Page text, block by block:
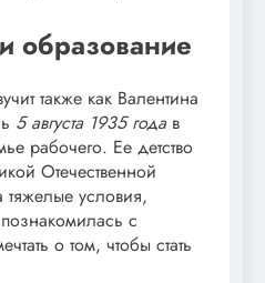
образование
также как Валентина
5 августа 1935 годав
рабочего. Ее детство
Отечественной
условия,
с
о том, чтобы стать